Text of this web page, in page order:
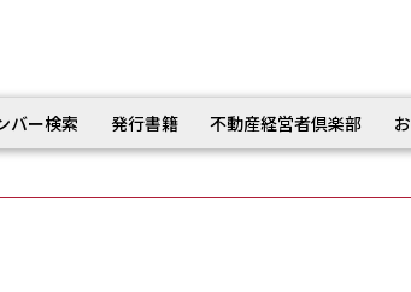
バー検索 発行書籍 不動産経営者倶楽部